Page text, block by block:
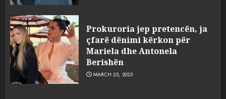
Prokuroria jep pretencën, ja
çfarë dënimi kërkon për
Mariela dhe Antonela
Berishën
MARCH 25, 2025